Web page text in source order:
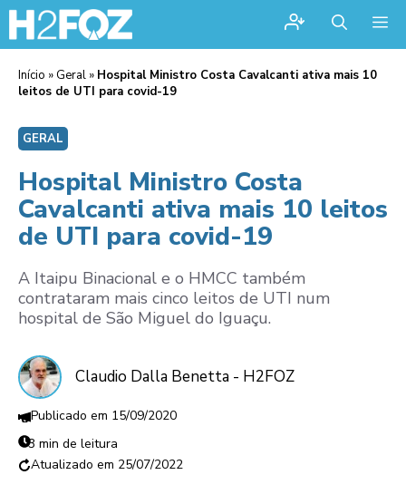
Início » Geral » Hospital Ministro Costa Cavalcanti ativa mais 10
leitos de UTI para covid-19
GERAL
Hospital Ministro Costa
Cavalcanti ativa mais 10 leitos
de UTI para covid-19
A Itaipu Binacional e o HMCC também
contrataram mais cinco leitos de UTI num
hospital de São Miguel do Iguaçu.
Claudio Dalla Benetta - H2FOZ
15/09/2020
3 min de leitura
25/07/2022